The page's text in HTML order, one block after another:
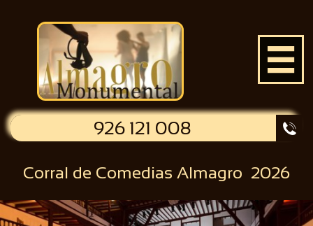

926 121 008 
Corral de Comedias Almagro 2026